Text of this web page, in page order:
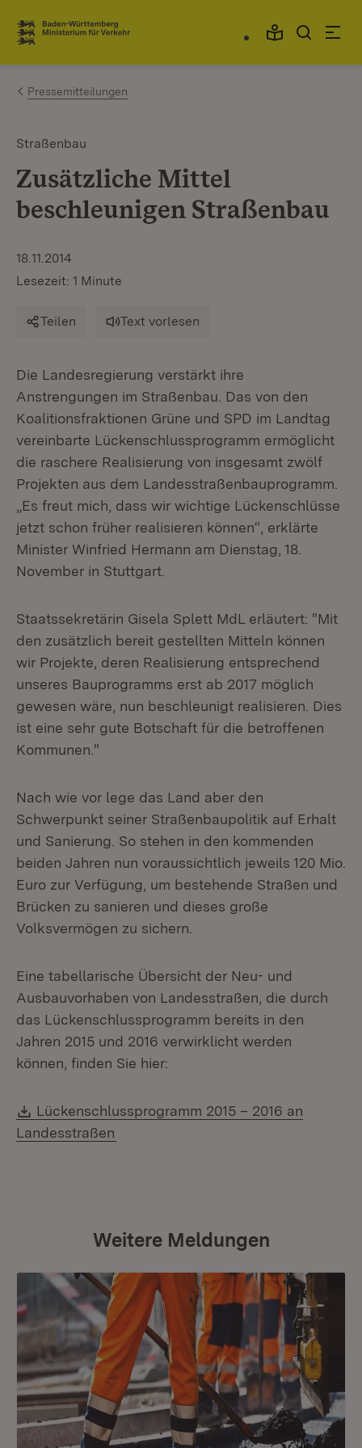
Zum Inhalt springen
Link zur Startseite
Pressemitteilungen
Straßenbau
Zusätzliche Mittel
beschleunigen Straßenbau
18.11.2014
Lesezeit: 1 Minute
Teilen Text vorlesen
Die Landesregierung verstärkt ihre
Anstrengungen im Straßenbau. Das von den
Koalitionsfraktionen Grüne und SPD im Landtag
vereinbarte Lückenschlussprogramm ermöglicht
die raschere Realisierung von insgesamt zwölf
Projekten aus dem Landesstraßenbauprogramm.
„Es freut mich, dass wir wichtige Lückenschlüsse
jetzt schon früher realisieren können“, erklärte
Minister Winfried Hermann am Dienstag, 18.
November in Stuttgart.
Staatssekretärin Gisela Splett MdL erläutert: "Mit
den zusätzlich bereit gestellten Mitteln können
wir Projekte, deren Realisierung entsprechend
unseres Bauprogramms erst ab 2017 möglich
gewesen wäre, nun beschleunigt realisieren. Dies
ist eine sehr gute Botschaft für die betroffenen
Kommunen."
Nach wie vor lege das Land aber den
Schwerpunkt seiner Straßenbaupolitik auf Erhalt
und Sanierung. So stehen in den kommenden
beiden Jahren nun voraussichtlich jeweils 120 Mio.
Euro zur Verfügung, um bestehende Straßen und
Brücken zu sanieren und dieses große
Volksvermögen zu sichern.
Eine tabellarische Übersicht der Neu- und
Ausbauvorhaben von Landesstraßen, die durch
das Lückenschlussprogramm bereits in den
Jahren 2015 und 2016 verwirklicht werden
können, finden Sie hier:
Download:
Lückenschlussprogramm 2015 – 2016 an
Landesstraßen
Weitere Meldungen